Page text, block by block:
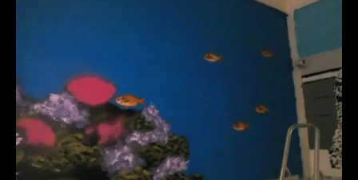
na criação de textura: estou a usar uma
esponja para aplicar o detalhe no coral e nas
rochas, simulando a textura orgânica do
ambiente marinho. A progressão na parede
mostra as rochas com diferentes níveis de
acabamento, um passo vital para a
experiência visual imersiva no restaurante.